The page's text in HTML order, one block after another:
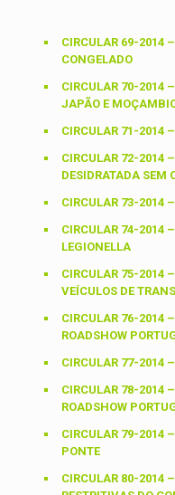
CIRCULAR 69-2014
CONGELADO
CIRCULAR 70-2014
JAPÃO E
CIRCULAR 71-2014
CIRCULAR 72-2014
DESIDRATADA SEM
CIRCULAR 73-2014
CIRCULAR 74-2014
LEGIONELLA
CIRCULAR 75-2014
VEÍCULOS DE
CIRCULAR 76-2014
ROADSHOW
CIRCULAR 77-2014
CIRCULAR 78-2014
ROADSHOW
CIRCULAR 79-2014
PONTE
CIRCULAR 80-2014